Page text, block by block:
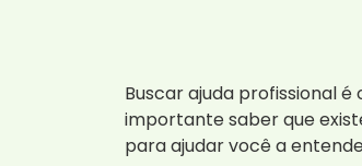
Buscar ajuda profissional
importante saber que
para ajudar você a